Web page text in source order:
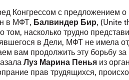
Конгрессом с предложением
в МФТ, Балвиндер Бир, (Unite
насколько трудно
в Дели, МФТ не имела
вам продолжить эту борьбу
Луз Марина Пенья из
прав трудящихся,